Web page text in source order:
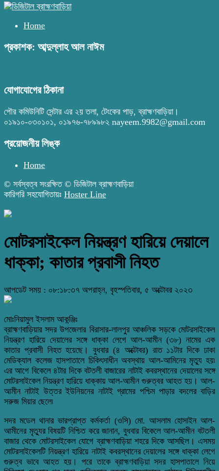
Home
প্রকাশক: আব্দুল্লাহ আল নাঈম
যোগাযোগের ঠিকানা
পৌর কমিউনিটি সেন্টার এর ২য় তলা, টেংকের পাড়, ব্রাহ্মণবাড়িয়া।
০১৯১০-০৩০১০১, ০১৯৭৬-৭৮৯৯৮২ nayeem.9982@gmail.com
প্রয়োজনীয় লিঙ্ক
Home
© সর্বস্বত্ব সংরক্ষিত © ডিজিটাল ব্রাহ্মণবাড়িয়া
কারিগরি সহযোগিতায়ঃ Hoster Line
মোটরসাইকেল নিয়ন্ত্রণ হারিয়ে দেয়ালে
ধাক্কা; কাতার প্রবাসী নিহত
আপডেট সময় : ০৮:১৮:৩৭ অপরাহ্ন, বৃহস্পতিবার, ৫ অক্টোবর ২০২৩
মোঃনিয়ামুল ইসলাম আকন্ঞ্জিঃ
ব্রাহ্মণবাড়িয়ার সদর উপজেলার বিরাসার-লালপুর আঞ্চলিক সড়কে মোটরসাইকেল
নিয়ন্ত্রণ হারিয়ে দেয়ালের সঙ্গে ধাক্কা লেগে আল-আমীন (৩৮) নামের এক
কাতার প্রবাসী নিহত হয়েছে। বুধবার (৪ অক্টোবর) রাত ১১টার দিকে ঢাকা
মেডিক্যাল কলেজ হাসপাতালে চিকিৎসাধীন অবস্থায় আল-আমিনের মৃত্যু হয়৷
এর আগে বিকেলে ৪টার দিকে বটতলী বাজারের নাটাই কবরস্থানের দেয়ালের সঙ্গে
মোটরসাইকেল নিয়ন্ত্রণ হারিয়ে ধাক্কায় আল-আমীন গুরুত্বর আহত হয়। আল-
আমীন নাটাই উত্তর ইউনিয়নের নাটাই গ্রামের পশ্চিম পাড়ার বদলের বাড়ির
সরুজ মিয়ার ছেলে৷
সদর মডেল থানার ভারপ্রাপ্ত কর্মকর্তা (ওসি) মো. আসলাম হোসাইন আল-
আমীনের মৃত্যুর বিষয়টি নিশ্চিত করে জানান, বুধবার বিকেলে আল-আমীন বটতলী
বাজার থেকে মোটরসাইকেল যোগে ব্রাহ্মণবাড়িয়া শহরে দিকে আসছিল। এসময়
মোটরসাইকেলটি নিয়ন্ত্রণ হারিয়ে নাটাই কবরস্থানের দেয়ালের সঙ্গে ধাক্কা লেগে
গুরুত্ব ভাবে আহত হয়। পরে তাকে ব্রাহ্মণবাড়িয়া সদর হাসপাতালে নিয়ে